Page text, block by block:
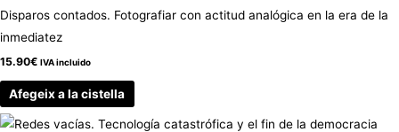
Disparos contados. Fotografiar con actitud analógica en la era de la
inmediatez
15.90€ IVA incluido
Afegeix a la cistella